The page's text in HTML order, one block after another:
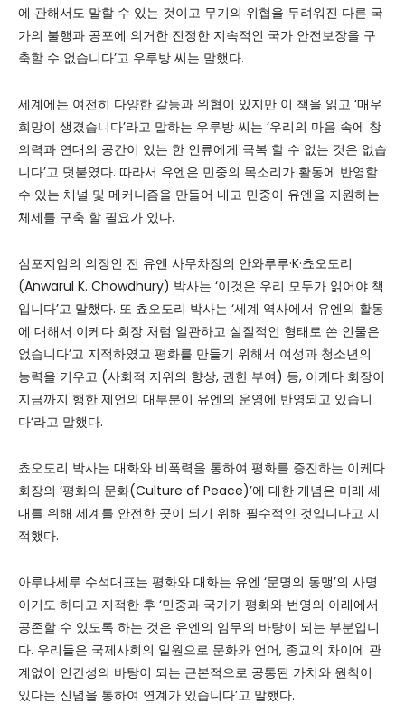
에 관해서도 말할 수 있는 것이고 무기의 위협을 두려워진 다른 국
가의 불행과 공포에 의거한 진정한 지속적인 국가 안전보장을 구
축할 수 없습니다’고 우루방 씨는 말했다.
세계에는 여전히 다양한 갈등과 위협이 있지만 이 책을 읽고 ‘매우
희망이 생겼습니다’라고 말하는 우루방 씨는 ‘우리의 마음 속에 창
의력과 연대의 공간이 있는 한 인류에게 극복 할 수 없는 것은 없습
니다’고 덧붙였다. 따라서 유엔은 민중의 목소리가 활동에 반영할
수 있는 채널 및 메커니즘을 만들어 내고 민중이 유엔을 지원하는
체제를 구축 할 필요가 있다.
심포지엄의 의장인 전 유엔 사무차장의 안와루루·K·쵸오도리
(Anwarul K. Chowdhury) 박사는 ‘이것은 우리 모두가 읽어야 책
입니다’고 말했다. 또 쵸오도리 박사는 ‘세계 역사에서 유엔의 활동
에 대해서 이케다 회장 처럼 일관하고 실질적인 형태로 쓴 인물은
없습니다’고 지적하였고 평화를 만들기 위해서 여성과 청소년의
능력을 키우고 (사회적 지위의 향상, 권한 부여) 등, 이케다 회장이
지금까지 행한 제언의 대부분이 유엔의 운영에 반영되고 있습니
다‘라고 말했다.
쵸오도리 박사는 대화와 비폭력을 통하여 평화를 증진하는 이케다
회장의 ‘평화의 문화(Culture of Peace)’에 대한 개념은 미래 세
대를 위해 세계를 안전한 곳이 되기 위해 필수적인 것입니다고 지
적했다.
아루나세루 수석대표는 평화와 대화는 유엔 ‘문명의 동맹’의 사명
이기도 하다고 지적한 후 ‘민중과 국가가 평화와 번영의 아래에서
공존할 수 있도록 하는 것은 유엔의 임무의 바탕이 되는 부분입니
다. 우리들은 국제사회의 일원으로 문화와 언어, 종교의 차이에 관
계없이 인간성의 바탕이 되는 근본적으로 공통된 가치와 원칙이
있다는 신념을 통하여 연계가 있습니다’고 말했다.